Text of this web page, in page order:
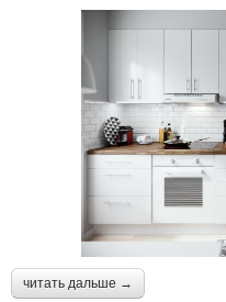
читать дальше →